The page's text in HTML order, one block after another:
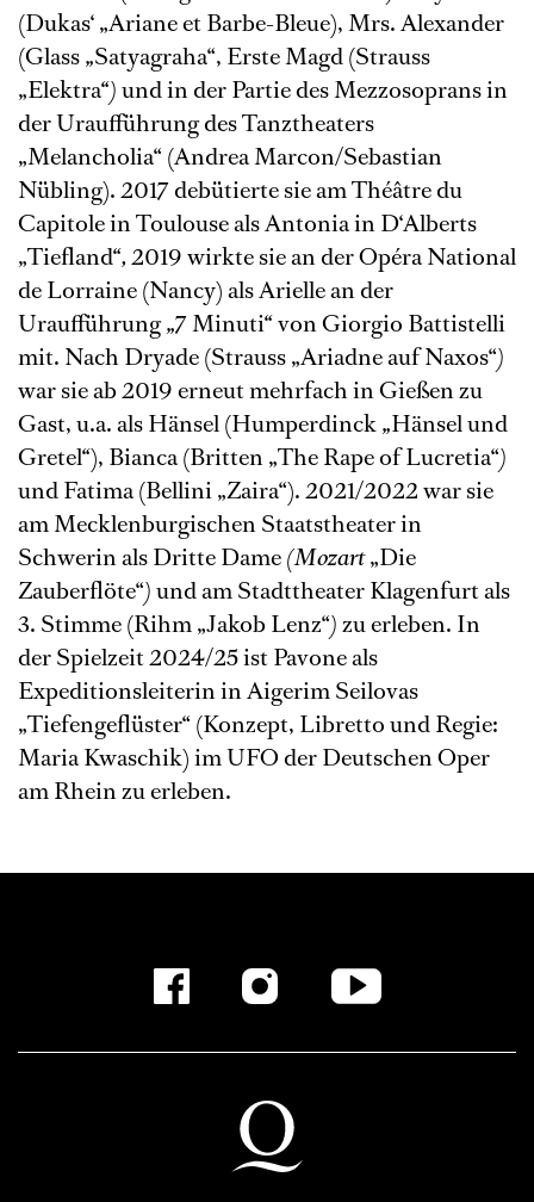
(Dukas‘ „Ariane et Barbe-Bleue), Mrs. Alexander
(Glass„Satyagraha“, Erste Magd (Strauss
„Elektra“)und in der Partie des Mezzosoprans in
der Uraufführung des Tanztheaters
„Melancholia“ (Andrea Marcon/Sebastian
Nübling). 2017 debütierte sie am Théâtre du
Capitole in Toulouse als Antonia in D‘Alberts
„Tieﬂand“,2019 wirkte sie an der Opéra National
de Lorraine (Nancy) als Arielle an der
Uraufführung„7 Minuti“von Giorgio Battistelli
mit. Nach Dryade (Strauss „Ariadne auf Naxos“)
war sie ab 2019 erneut mehrfach in Gießen zu
Gast, u.a. als Hänsel (Humperdinck„Hänsel und
Gretel“), Bianca (Britten „The Rape of Lucretia“)
und Fatima (Bellini „Zaira“). 2021/2022 war sie
am Mecklenburgischen Staatstheater in
Schwerin als Dritte Dame(Mozart„Die
Zauberflöte“)und am Stadttheater Klagenfurt als
3. Stimme (Rihm „Jakob Lenz“)zu erleben. In
der Spielzeit 2024/25 ist Pavone als
Expeditionsleiterin in Aigerim Seilovas
„Tiefengeflüster“ (Konzept, Libretto und Regie:
Maria Kwaschik) im UFO der Deutschen Oper
am Rhein zu erleben.